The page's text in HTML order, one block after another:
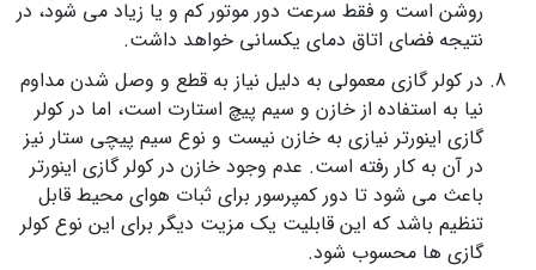
روشن است و فقط سرعت دور موتور کم و یا زیاد می شود، در
نتیجه فضای اتاق دمای یکسانی خواهد داشت.
در کولر گازی معمولی به دلیل نیاز به قطع و وصل شدن مداوم
نیا به استفاده از خازن و سیم پیچ استارت است، اما در کولر
گازی اینورتر نیازی به خازن نیست و نوع سیم پیچی ستار نیز
در آن به کار رفته است. عدم وجود خازن در کولر گازی اینورتر
باعث می شود تا دور کمپرسور برای ثبات هوای محیط قابل
تنظیم باشد که این قابلیت یک مزیت دیگر برای این نوع کولر
گازی ها محسوب شود.